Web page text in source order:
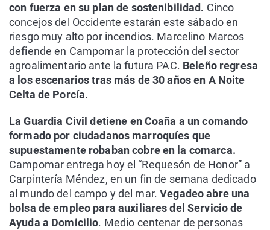
con fuerza en su plan de sostenibilidad. Cinco
concejos del Occidente estarán este sábado en
riesgo muy alto por incendios. Marcelino Marcos
defiende en Campomar la protección del sector
agroalimentario ante la futura PAC. Beleño regresa
a los escenarios tras más de 30 años en A Noite
Celta de Porcía.
La Guardia Civil detiene en Coaña a un comando
formado por ciudadanos marroquíes que
supuestamente robaban cobre en la comarca.
Campomar entrega hoy el “Requesón de Honor” a
Carpintería Méndez, en un fin de semana dedicado
al mundo del campo y del mar.Vegadeo abre una
bolsa de empleo para auxiliares del Servicio de
Ayuda a Domicilio. Medio centenar de personas